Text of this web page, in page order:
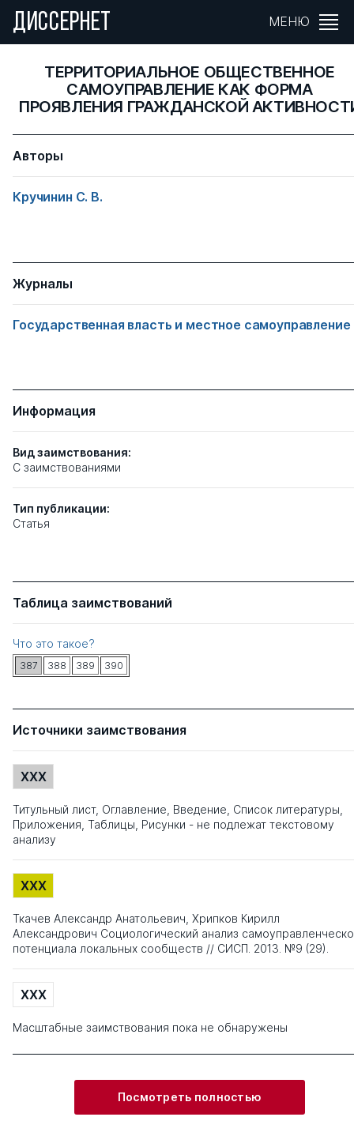
ДИССЕРНЕТ МЕНЮ
ТЕРРИТОРИАЛЬНОЕ ОБЩЕСТВЕННОЕ
САМОУПРАВЛЕНИЕ КАК ФОРМА
ПРОЯВЛЕНИЯ ГРАЖДАНСКОЙ
Авторы
Кручинин С. В.
Журналы
Государственная власть и местное самоуправление
Информация
Вид заимствования:
C заимствованиями
Тип публикации:
Статья
Таблица заимствований
Что это такое?
387 388 389 390
Источники заимствования
XXX
Титульный лист, Оглавление, Введение, Список литературы,
Приложения, Таблицы, Рисунки - не подлежат текстовому
анализу
XXX
Ткачев Александр Анатольевич, Хрипков Кирилл
Александрович Социологический анализ
потенциала локальных сообществ // СИСП. 2013. №9 (29).
XXX
Масштабные заимствования пока не обнаружены
Посмотреть полностью